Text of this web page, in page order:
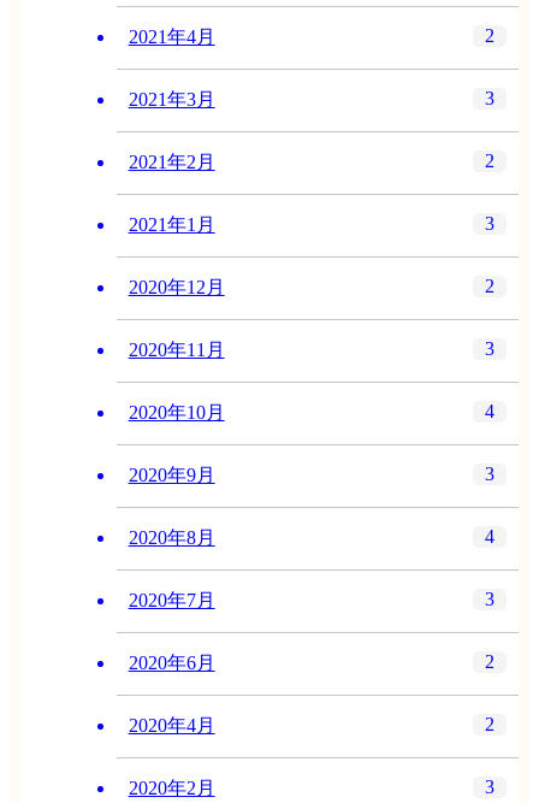
2021年4月 2
2021年3月 3
2021年2月 2
2021年1月 3
2020年12月 2
2020年11月 3
2020年10月 4
2020年9月 3
2020年8月 4
2020年7月 3
2020年6月 2
2020年4月 2
2020年2月 3